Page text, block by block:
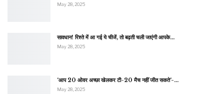
May 28, 2025
सावधान! रिश्ते में आ गई ये चीजें, तो बढ़ती चली जाएंगी आपके…
May 28, 2025
‘आप 20 ओवर अच्छा खेलकर टी-20 मैच नहीं जीत सकते’-…
May 28, 2025